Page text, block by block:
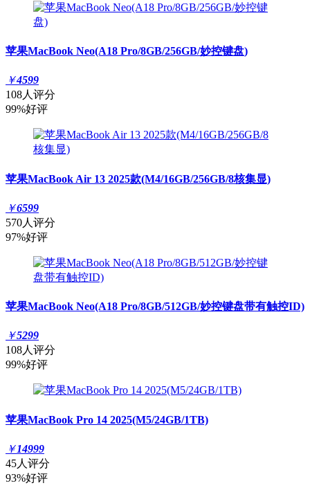
苹果MacBook Neo(A18 Pro/8GB/256GB/妙控键盘)
￥4599
108人评分
99%好评
苹果MacBook Air 13 2025款(M4/16GB/256GB/8核集显)
￥6599
570人评分
97%好评
苹果MacBook Neo(A18 Pro/8GB/512GB/妙控键盘带有触控ID)
￥5299
108人评分
99%好评
苹果MacBook Pro 14 2025(M5/24GB/1TB)
￥14999
45人评分
93%好评